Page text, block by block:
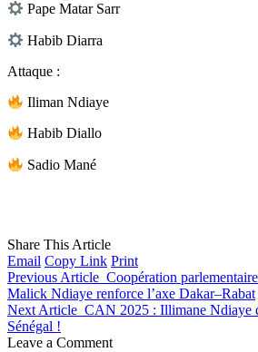
Pape Matar Sarr
Habib Diarra
Attaque :
Iliman Ndiaye
Habib Diallo
Sadio Mané
Share This Article
Email Copy Link Print
Previous Article Coopération
Malick Ndiaye renforce l’axe Dakar–Rabat
Next Article CAN 2025 : Illimane Ndiaye
Sénégal !
Leave a Comment